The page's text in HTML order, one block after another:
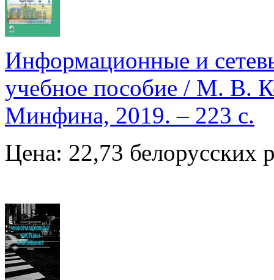
Информационные и
учебное пособие / М. В.
Минфина, 2019. – 223 с.
Цена: 22,73 белорусских